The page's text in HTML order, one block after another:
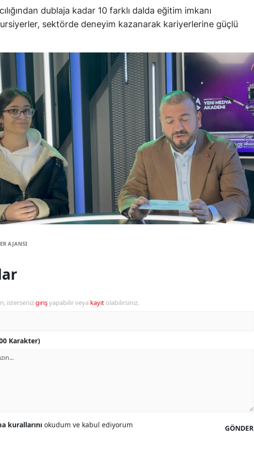
Zonguldak
Aksaray
Bayburt
Karaman
Kırıkkale
Batman
Şırnak
Bartın
Ardahan
dublaja kadar 10 farklı dalda eğitim imkanı
sektörde deneyim kazanarak kariyerlerine güçlü
AJANSI
istersenizgirişyapabilir veya kayıt olabilirsiniz.
Karakter)
GÖNDER
kurallarını okudum ve kabul ediyorum